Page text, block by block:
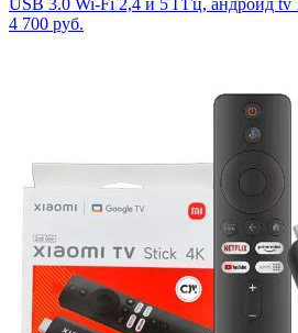
USB 3.0 Wi-Fi 2,4 и 5 ГГц, андройд tv
4 700 руб.